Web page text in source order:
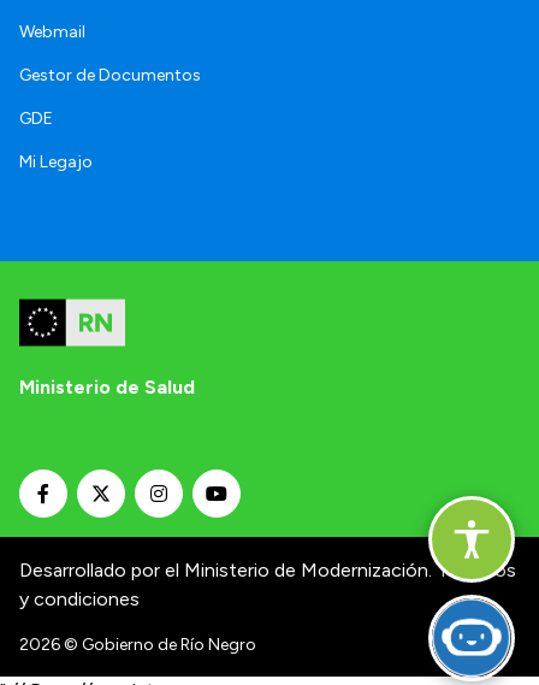
Webmail
Gestor de Documentos
GDE
Mi Legajo
Ministerio de Salud
Desarrollado por el Ministerio de Modernización. Términos
y condiciones
2026© Gobierno de Río Negro